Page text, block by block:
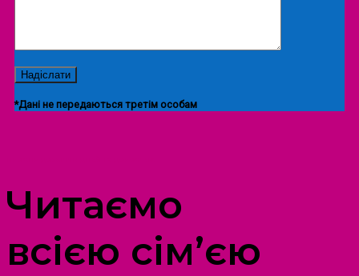
*Дані не передаються третім особам
Читаємо
всією сім’єю